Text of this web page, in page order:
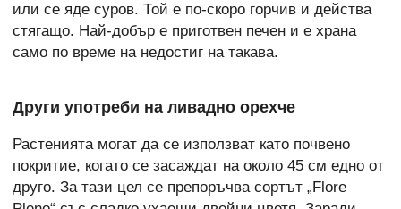
или се яде суров. Той е по-скоро горчив и действа
стягащо. Най-добър е приготвен печен и е храна
само по време на недостиг на такава.
Други употреби на ливадно орехче
Растенията могат да се използват като почвено
покритие, когато се засаждат на около 45 см едно от
друго. За тази цел се препоръчва сортът „Flore